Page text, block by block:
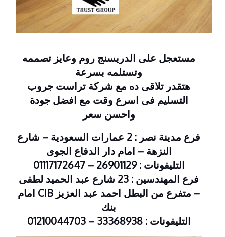
مستعجل على الدريسنج روم وعايز تصممه
وتستلمه بسرعة
هتقدر تلاقى ده مع شركة تراست جروب
التسليم فى اسرع وقت مع افضل جودة
واحسن سعر
فرع مدينة نصر : 2 عمارات السعودية – شارع
النزهة – امام دار الدفاع الجوى
التليفونات : 26901129 – 01117172647
فرع المهندسين : 23 شارع عبد الحميد لطفى
– متفرع من البطل احمد عبد العزيز CIB امام
بنك
التليفونات : 33368938 – 01210044703